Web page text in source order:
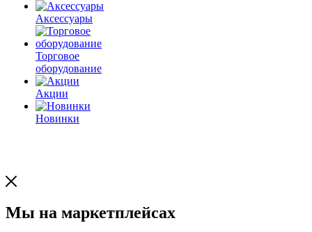
Аксессуары
Торговое
оборудование
Акции
Новинки
Мы на маркетплейсах